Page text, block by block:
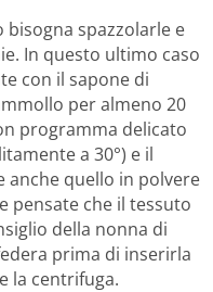
spazzolarle e
In questo ultimo caso
con il sapone di
per almeno 20
programma delicato
a 30°) e il
anche quello in polvere
pensate che il tessuto
della nonna di
prima di inserirla
la centrifuga.